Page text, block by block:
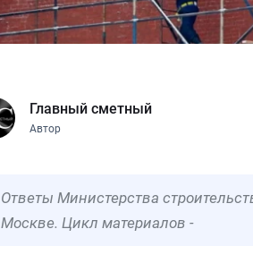
Главный сметный
Автор
Ответы Министерства
Москве. Цикл материалов -